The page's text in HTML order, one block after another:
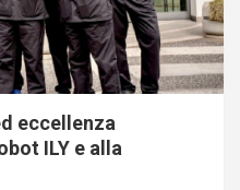
eccellenza
ILY e alla